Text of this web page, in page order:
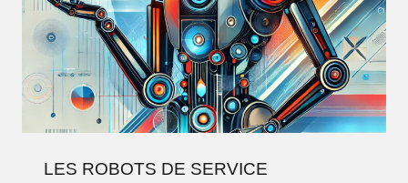
LES ROBOTS DE SERVICE